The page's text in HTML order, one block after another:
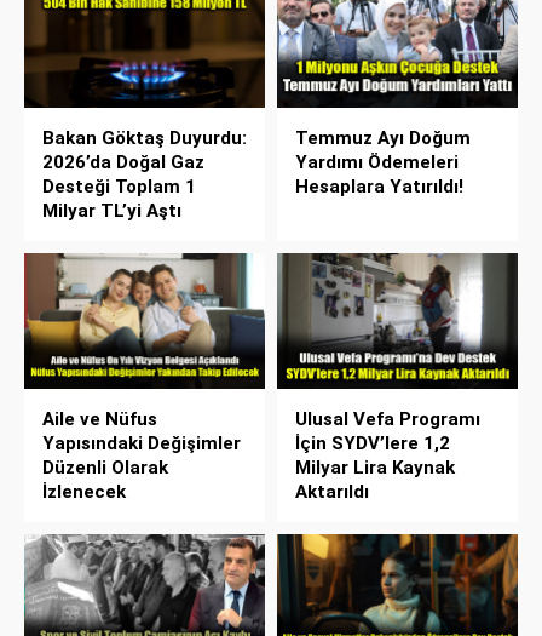
Bakan Göktaş Duyurdu:
2026’da Doğal Gaz
Desteği Toplam 1
Milyar TL’yi Aştı
Temmuz Ayı Doğum
Yardımı Ödemeleri
Hesaplara Yatırıldı!
Aile ve Nüfus
Yapısındaki Değişimler
Düzenli Olarak
İzlenecek
Ulusal Vefa Programı
İçin SYDV’lere 1,2
Milyar Lira Kaynak
Aktarıldı